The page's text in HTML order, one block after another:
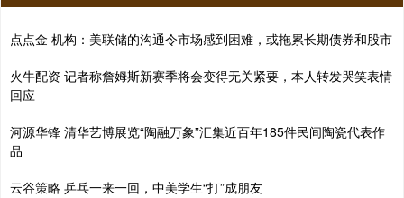
点点金 机构：美联储的沟通令市场感到困难，或拖累长期债券和股市
火牛配资 记者称詹姆斯新赛季将会变得无关紧要，本人转发哭笑表情
回应
河源华锋 清华艺博展览“陶融万象”汇集近百年185件民间陶瓷代表作
品
云谷策略 乒乓一来一回，中美学生“打”成朋友